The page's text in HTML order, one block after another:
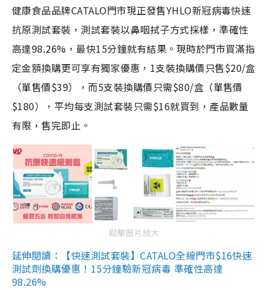
健康食品品牌CATALO門市現正發售YHLO新冠病毒快速
抗原測試套裝，測試套裝以鼻咽拭子方式採樣，準確性
高達98.26%，最快15分鐘就有結果。現時於門市買滿指
定金額換購更可享有獨家優惠，1支裝換購價只售$20/盒
（單售價$39），而5支裝換購價只需$80/盒（單售價
$180），平均每支測試套裝只需$16就買到，產品數量
有限，售完即止。
點擊圖片放大
延伸閱讀：【快速測試套裝】CATALO全線門市$16快速
測試劑換購優惠！15分鐘驗新冠病毒 準確性高達
98.26%